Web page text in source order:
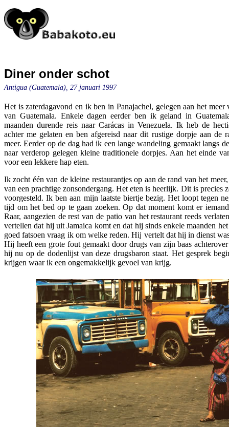
Diner onder schot
Antigua (Guatemala), 27 januari 1997
Het is zaterdagavond en ik ben in Panajachel, gelegen aan het
van Guatemala. Enkele dagen eerder ben ik geland in
maanden durende reis naar Carácas in Venezuela. Ik heb de
achter me gelaten en ben afgereisd naar dit rustige dorpje aan de
meer. Eerder op de dag had ik een lange wandeling gemaakt langs
naar verderop gelegen kleine traditionele dorpjes. Aan het einde
voor een lekkere hap eten.
Ik zocht één van de kleine restaurantjes op aan de rand van het
van een prachtige zonsondergang. Het eten is heerlijk. Dit is precies
voorgesteld. Ik ben aan mijn laatste biertje bezig. Het loopt tegen
tijd om het bed op te gaan zoeken. Op dat moment komt er
Raar, aangezien de rest van de patio van het restaurant reeds
vertellen dat hij uit Jamaica komt en dat hij sinds enkele maanden
goed fatsoen vraag ik om welke reden. Hij vertelt dat hij in dienst
Hij heeft een grote fout gemaakt door drugs van zijn baas
hij nu op de dodenlijst van deze drugsbaron staat. Het gesprek
krijgen waar ik een ongemakkelijk gevoel van krijg.